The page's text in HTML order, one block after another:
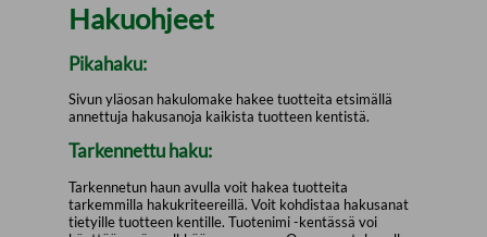
Hakuohjeet
Pikahaku:
Sivun yläosan hakulomake hakee tuotteita etsimällä
annettuja hakusanoja kaikista tuotteen kentistä.
Tarkennettu haku:
Tarkennetun haun avulla voit hakea tuotteita
tarkemmilla hakukriteereillä. Voit kohdistaa hakusanat
tietyille tuotteen kentille. Tuotenimi -kentässä voi